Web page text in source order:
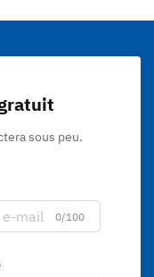
sous peu.
0/100